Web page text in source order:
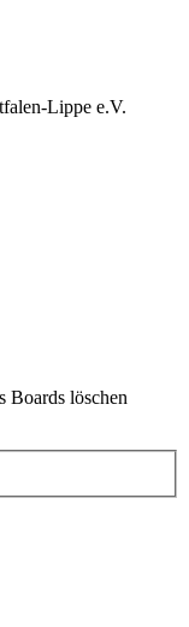
Lippe e.V.
Boards löschen